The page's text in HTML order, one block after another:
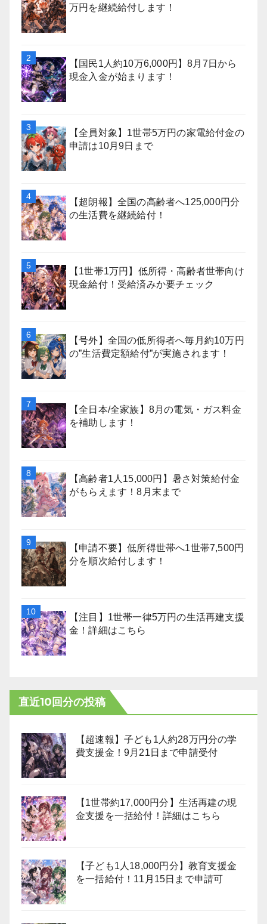
万円を継続給付します！
【国民1人約10万6,000円】8月7日から
現金入金が始まります！
【全員対象】1世帯5万円の家電給付金の
申請は10月9日まで
【超朗報】全国の高齢者へ125,000円分
の生活費を継続給付！
【1世帯1万円】低所得・高齢者世帯向け
現金給付！受給済みか要チェック
【号外】全国の低所得者へ毎月約10万円
の”生活費定額給付”が実施されます！
【全日本/全家族】8月の電気・ガス料金
を補助します！
【高齢者1人15,000円】暑さ対策給付金
がもらえます！8月末まで
【申請不要】低所得世帯へ1世帯7,500円
分を順次給付します！
【注目】1世帯一律5万円の生活再建支援
金！詳細はこちら
直近10回分の投稿
【超速報】子ども1人約28万円分の学
費支援金！9月21日まで申請受付
【1世帯約17,000円分】生活再建の現
金支援を一括給付！詳細はこちら
【子ども1人18,000円分】教育支援金
を一括給付！11月15日まで申請可